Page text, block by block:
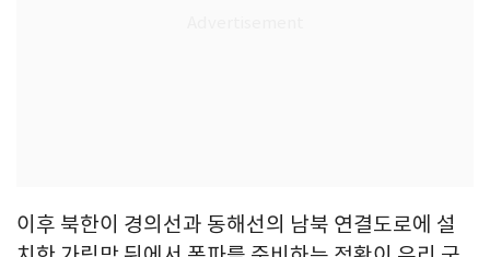
이후 북한이 경의선과 동해선의 남북 연결도로에 설